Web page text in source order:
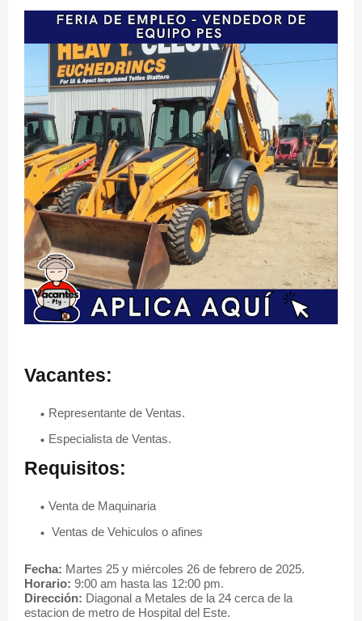
Vacantes:
Representante de Ventas.
Especialista de Ventas.
Requisitos:
Venta de Maquinaria
Ventas de Vehiculos o afines
Fecha: Martes 25 y miércoles 26 de febrero de 2025.
Horario: 9:00 am hasta las 12:00 pm.
Dirección: Diagonal a Metales de la 24 cerca de la
estacion de metro de Hospital del Este.